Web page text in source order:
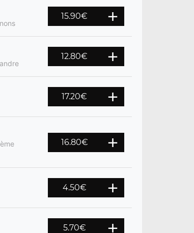
15.90€
12.80€
17.20€
16.80€
4.50€
5.70€